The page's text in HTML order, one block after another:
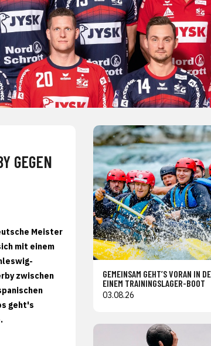
GEGEN
Meister
mit einem
zwischen
geht's
GEMEINSAM GEHT’S VORAN IN
EINEM TRAININGSLAGER-BOOT
03.08.26